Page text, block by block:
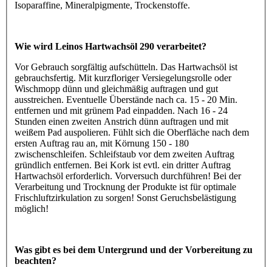
Isoparaffine, Mineralpigmente, Trockenstoffe.
Wie wird Leinos Hartwachsöl 290 verarbeitet?
Vor Gebrauch sorgfältig aufschütteln. Das Hartwachsöl ist
gebrauchsfertig. Mit kurzfloriger Versiegelungsrolle oder
Wischmopp dünn und gleichmäßig auftragen und gut
ausstreichen. Eventuelle Überstände nach ca. 15 - 20 Min.
entfernen und mit grünem Pad einpadden. Nach 16 - 24
Stunden einen zweiten Anstrich dünn auftragen und mit
weißem Pad auspolieren. Fühlt sich die Oberfläche nach dem
ersten Auftrag rau an, mit Körnung 150 - 180
zwischenschleifen. Schleifstaub vor dem zweiten Auftrag
gründlich entfernen. Bei Kork ist evtl. ein dritter Auftrag
Hartwachsöl erforderlich. Vorversuch durchführen! Bei der
Verarbeitung und Trocknung der Produkte ist für optimale
Frischluftzirkulation zu sorgen! Sonst Geruchsbelästigung
möglich!
Was gibt es bei dem Untergrund und der Vorbereitung zu
beachten?